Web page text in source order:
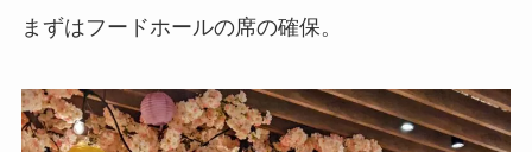
まずはフードホールの席の確保。